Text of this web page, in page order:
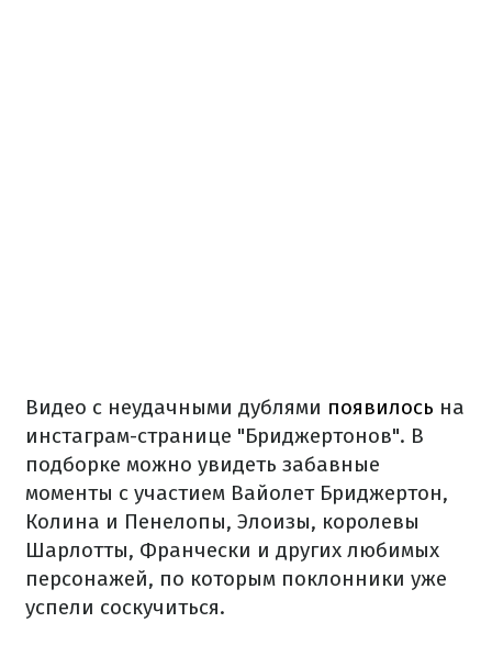
Видео с неудачными дублями появилось на
инстаграм-странице "Бриджертонов". В
подборке можно увидеть забавные
моменты с участием Вайолет Бриджертон,
Колина и Пенелопы, Элоизы, королевы
Шарлотты, Франчески и других любимых
персонажей, по которым поклонники уже
успели соскучиться.